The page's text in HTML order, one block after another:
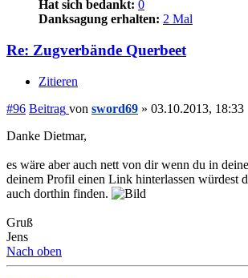
Hat sich bedankt: 0
Danksagung erhalten: 2 Mal
Re: Zugverbände Querbeet
Zitieren
#96 Beitrag von sword69 » 03.10.2013, 18:33
Danke Dietmar,
es wäre aber auch nett von dir wenn du in
deinem Profil einen Link hinterlassen würdest
auch dorthin finden.
Gruß
Jens
Nach oben